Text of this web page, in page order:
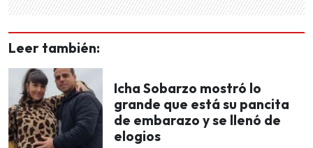
Leer también:
Icha Sobarzo mostró lo
grande que está su pancita
de embarazo y se llenó de
elogios